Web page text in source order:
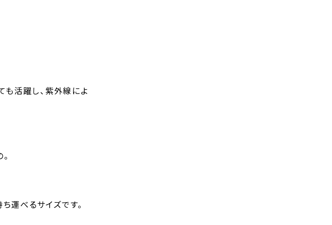
も活躍し、紫外線によ
運べるサイズです。